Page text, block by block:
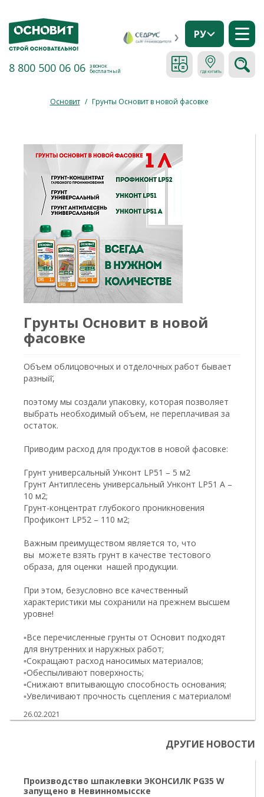
8 800 500 06 06 звонок
бесплатный
РУ
Основит / Грунты Основит в новой фасовке
Грунты Основит в новой
фасовке
Объем облицовочных и отделочных работ бывает
разный̆,
поэтому мы создали упаковку, которая позволяет
выбрать необходимый объем, не переплачивая за
остаток.
Приводим расход для продуктов в новой фасовке:
Грунт универсальный Унконт LP51 – 5 м2
Грунт Антиплесень универсальный Унконт LP51 A –
10 м2;
Грунт-концентрат глубокого проникновения
Профиконт LP52 – 110 м2;
Важным преимуществом является то, что
вы можете взять грунт в качестве тестового
образа, для оценки нашей продукции.
При этом, безусловно все качественный
характеристики мы сохранили на прежнем высшем
уровне!
▫️Все перечисленные грунты от Основит подходят
для внутренних и наружных работ;
▫️Сокращают расход наносимых материалов;
▫️Обеспыливают поверхность;
▫️Снижают впитывающую способность основания;
▫️Увеличивают прочность сцепления с материалом!
26.02.2021
ДРУГИЕ НОВОСТИ
Производство шпаклевки ЭКОНСИЛК PG35 W
запущено в Невинномысске